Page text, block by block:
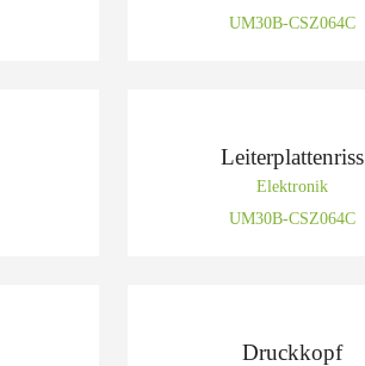
UM30B-CSZ064C
Leiterplattenriss
Elektronik
UM30B-CSZ064C
Druckkopf